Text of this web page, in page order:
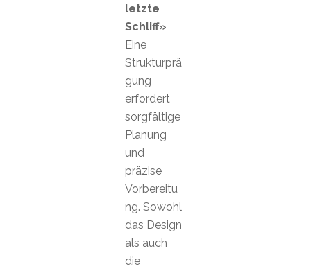
letzte
Schliff»
Eine
Strukturprä
gung
erfordert
sorgfältige
Planung
und
präzise
Vorbereitu
ng. Sowohl
das Design
als auch
die